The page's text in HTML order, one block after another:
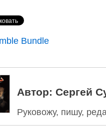
Bundle
Автор: Сергей
Руковожу, пишу,